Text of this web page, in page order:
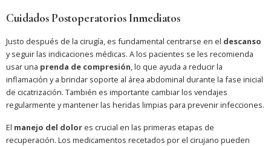
Cuidados Postoperatorios Inmediatos
Justo después de la cirugía, es fundamental centrarse en el descanso
y seguir las indicaciones médicas. A los pacientes se les recomienda
usar una prenda de compresión, lo que ayuda a reducir la
inflamación y a brindar soporte al área abdominal durante la fase inicial
de cicatrización. También es importante cambiar los vendajes
regularmente y mantener las heridas limpias para prevenir infecciones.
El manejo del dolor es crucial en las primeras etapas de
recuperación. Los medicamentos recetados por el cirujano pueden